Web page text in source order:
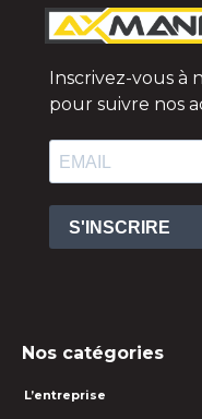
Inscrivez-vous
pour suivre nos
S'INSCRIRE
Nos catégories
L’entreprise